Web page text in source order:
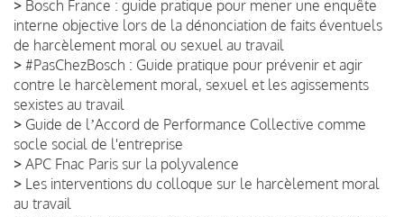
> Bosch France : guide pratique pour mener une enquête
interne objective lors de la dénonciation de faits éventuels
de harcèlement moral ou sexuel au travail
> #PasChezBosch : Guide pratique pour prévenir et agir
contre le harcèlement moral, sexuel et les agissements
sexistes au travail
> Guide de lʼAccord de Performance Collective comme
socle social de l'entreprise
> APC Fnac Paris sur la polyvalence
> Les interventions du colloque sur le harcèlement moral
au travail